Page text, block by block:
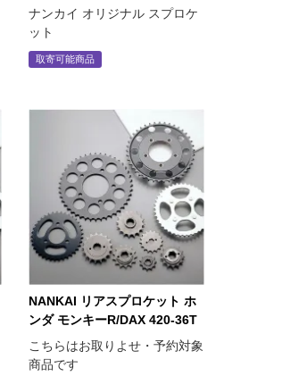
ナンカイ オリジナル スプロケ
ット
取寄可能商品
NANKAI リアスプロケット ホ
ンダ モンキーR/DAX 420-36T
こちらはお取りよせ・予約対象
商品です